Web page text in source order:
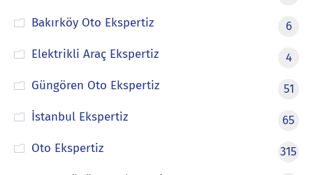
Bakırköy Oto Ekspertiz
6
Elektrikli Araç Ekspertiz
4
Güngören Oto Ekspertiz
51
İstanbul Ekspertiz
65
Oto Ekspertiz
315